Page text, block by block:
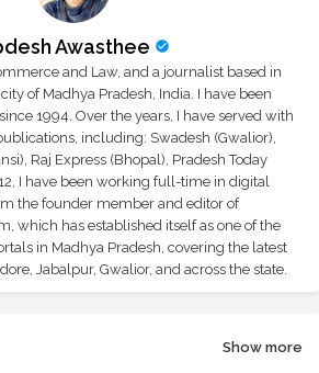
Awasthee
and Law, and a journalist based in
of Madhya Pradesh, India. I have been
1994. Over the years, I have served with
including: Swadesh (Gwalior),
Raj Express (Bhopal), Pradesh Today
I have been working full-time in digital
the founder member and editor of
which has established itself as one of the
in Madhya Pradesh, covering the latest
Jabalpur, Gwalior, and across the state.
Show more